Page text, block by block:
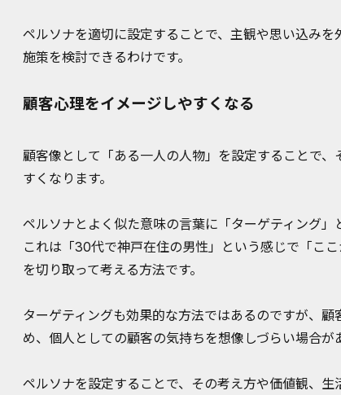
ペルソナを適切に設定することで、主観や思い込みを
施策を検討できるわけです。
顧客心理をイメージしやすくなる
顧客像として「ある一人の人物」を設定することで、
すくなります。
ペルソナとよく似た意味の言葉に「ターゲティング」
これは「30代で神戸在住の男性」という感じで「こ
を切り取って考える方法です。
ターゲティングも効果的な方法ではあるのですが、顧
め、個人としての顧客の気持ちを想像しづらい場合が
ペルソナを設定することで、 その考え方や価値観、生